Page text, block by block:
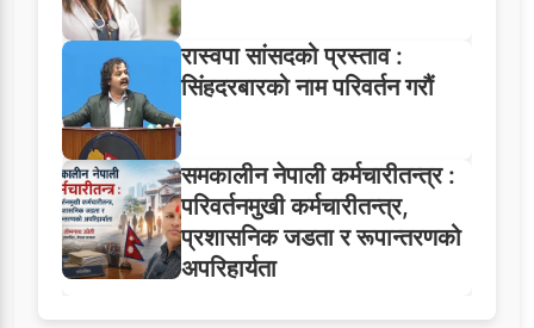
रास्वपा सांसदको प्रस्ताव :
सिंहदरबारको नाम परिवर्तन गरौं
समकालीन नेपाली कर्मचारीतन्त्र :
परिवर्तनमुखी कर्मचारीतन्त्र,
प्रशासनिक जडता र रूपान्तरणको
अपरिहार्यता